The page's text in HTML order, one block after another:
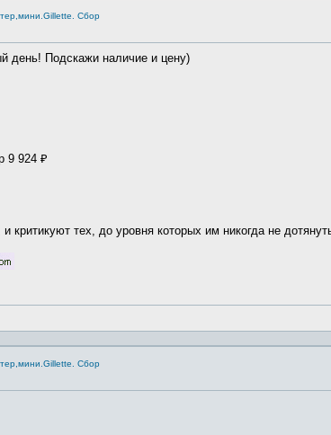
Сбор
день! Подскажи наличие и цену)
9 924 ₽
тех, до уровня которых им никогда не
Сбор